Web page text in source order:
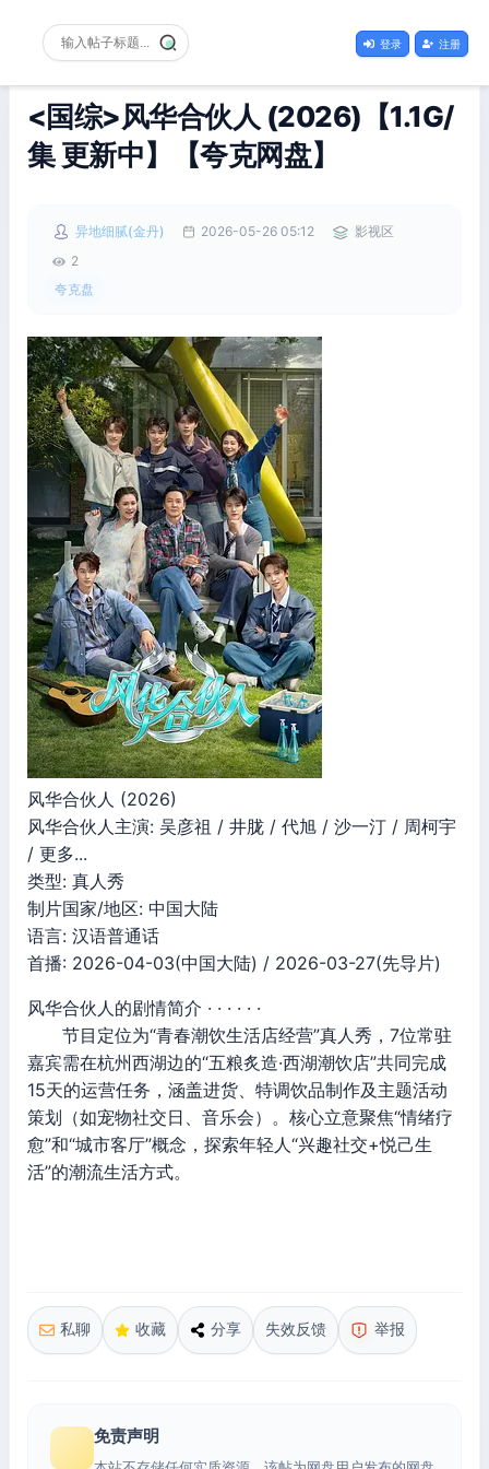
登录 注册
<国综>风华合伙人 (2026)【1.1G/
集 更新中】【夸克网盘】
异地细腻(金丹) 2026-05-26 05:12
影视区
2
夸克盘
风华合伙人 (2026)
风华合伙人主演: 吴彦祖 / 井胧 / 代旭 / 沙一汀 / 周柯宇
/ 更多...
类型: 真人秀
制片国家/地区: 中国大陆
语言: 汉语普通话
首播: 2026-04-03(中国大陆) / 2026-03-27(先导片)
风华合伙人的剧情简介 · · · · · ·
节目定位为“青春潮饮生活店经营”真人秀，7位常驻
嘉宾需在杭州西湖边的“五粮炙造·西湖潮饮店”共同完成
15天的运营任务，涵盖进货、特调饮品制作及主题活动
策划（如宠物社交日、音乐会）。核心立意聚焦“情绪疗
愈”和“城市客厅”概念，探索年轻人“兴趣社交+悦己生
活”的潮流生活方式。
私聊 收藏 分享 失效反馈 举报
免责声明